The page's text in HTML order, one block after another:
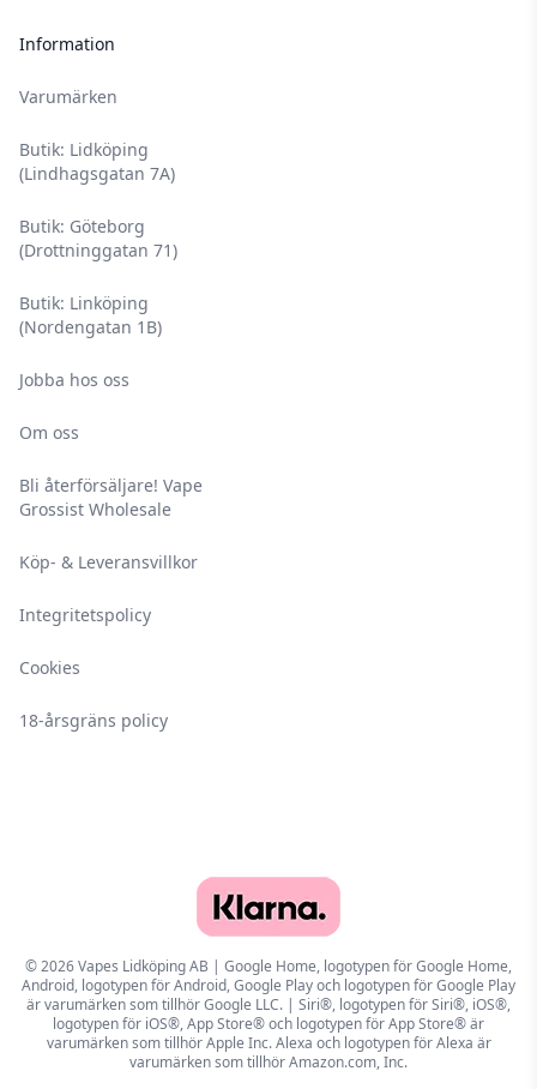
Information
Varumärken
Butik: Lidköping
(Lindhagsgatan 7A)
Butik: Göteborg
(Drottninggatan 71)
Butik: Linköping
(Nordengatan 1B)
Jobba hos oss
Om oss
Bli återförsäljare! Vape
Grossist Wholesale
Köp- & Leveransvillkor
Integritetspolicy
Cookies
18-årsgräns policy
© 2026 Vapes Lidköping AB | Google Home, logotypen för Google Home,
Android, logotypen för Android, Google Play och logotypen för Google Play
är varumärken som tillhör Google LLC. | Siri®, logotypen för Siri®, iOS®,
logotypen för iOS®, App Store® och logotypen för App Store® är
varumärken som tillhör Apple Inc. Alexa och logotypen för Alexa är
varumärken som tillhör Amazon.com, Inc.